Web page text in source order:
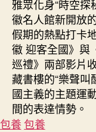
雅眾化身“時空探
徽名人館新開放
假期的熱點打卡
徽 迎客全國》與
巡禮》兩部影片
藏書樓的“樂聲叫
國主義的主題運
間的表達情勢。
包養包養